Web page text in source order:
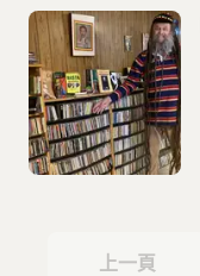
上一頁
上一頁